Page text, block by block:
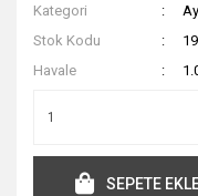
Kategori
Stok Kodu
Havale
SEPETE